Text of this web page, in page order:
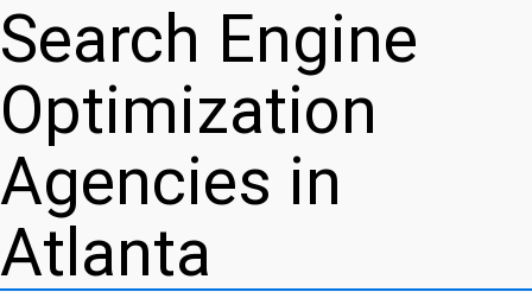
Search Engine
Optimization
Agencies in
Atlanta